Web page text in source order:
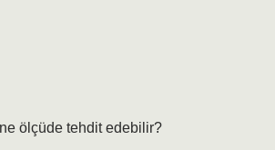
ölçüde tehdit edebilir?